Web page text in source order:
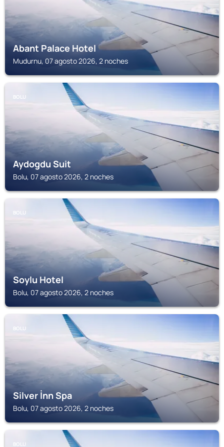
Abant Palace Hotel
Mudurnu, 07 agosto 2026, 2 noches
BOLU
Aydogdu Suit
Bolu, 07 agosto 2026, 2 noches
BOLU
Soylu Hotel
Bolu, 07 agosto 2026, 2 noches
BOLU
Silver İnn Spa
Bolu, 07 agosto 2026, 2 noches
BOLU